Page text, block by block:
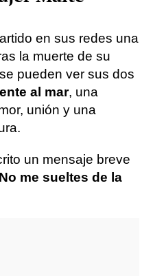
en sus redes una
la muerte de su
pueden ver sus dos
al mar, una
unión y una
un mensaje breve
No me sueltes de la